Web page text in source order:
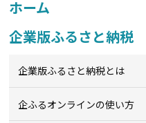
ホーム
企業版ふるさと納税
企業版ふるさと納税とは
企ふるオンラインの使い方